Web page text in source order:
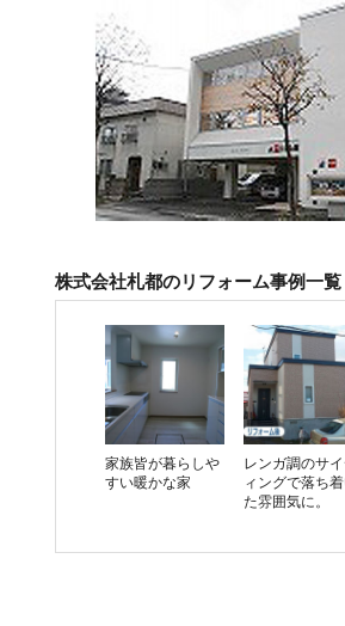
株式会社札都のリフォーム事例一覧
家族皆が暮らしや
すい暖かな家
レンガ調のサ
ィングで落ち
た雰囲気に。